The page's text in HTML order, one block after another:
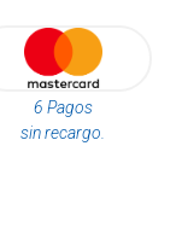
6 Pagos
sin recargo.